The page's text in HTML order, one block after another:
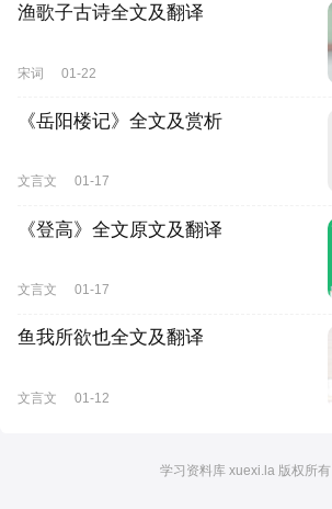
渔歌子古诗全文及翻译
宋词 01-22
《岳阳楼记》全文及赏析
文言文 01-17
《登高》全文原文及翻译
文言文 01-17
鱼我所欲也全文及翻译
文言文 01-12
学习资料库 xuexi.la 版权所有